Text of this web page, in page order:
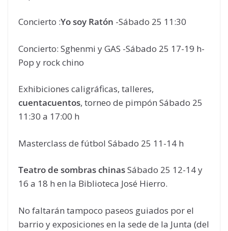
Concierto :Yo soy Ratón -Sábado 25 11:30
Concierto: Sghenmi y GAS -Sábado 25 17-19 h-
Pop y rock chino
Exhibiciones caligráficas, talleres,
cuentacuentos, torneo de pimpón Sábado 25
11:30 a 17:00 h
Masterclass de fútbol Sábado 25 11-14 h
Teatro de sombras chinasSábado 25 12-14 y
16 a 18 h en la Biblioteca José Hierro.
No faltarán tampoco paseos guiados por el
barrio y exposiciones en la sede de la Junta (del